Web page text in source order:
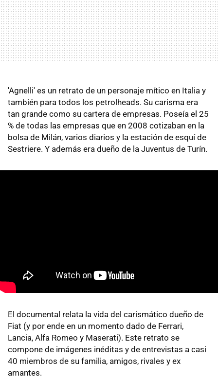
'Agnelli' es un retrato de un personaje mítico en Italia y
también para todos los petrolheads. Su carisma era
tan grande como su cartera de empresas. Poseía el 25
% de todas las empresas que en 2008 cotizaban en la
bolsa de Milán, varios diarios y la estación de esquí de
Sestriere. Y además era dueño de la Juventus de Turín.
El documental relata la vida del carismático dueño de
Fiat (y por ende en un momento dado de Ferrari,
Lancia, Alfa Romeo y Maserati). Este retrato se
compone de imágenes inéditas y de entrevistas a casi
40 miembros de su familia, amigos, rivales y ex
amantes.